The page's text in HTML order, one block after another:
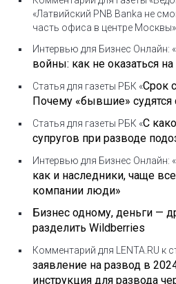
«Латвийский PNB Banka не
часть офиса в центре Москвы»
Интервью для Бизнес Онлайн: «
войны: как не оказаться
Статья для газеты РБК «Срок
Почему «бывшие» судятся
Статья для газеты РБК «С
супругов при разводе
Интервью для Бизнес Онлайн: «
как и наследники, чаще
компании люди»
Бизнес одному, деньги —
разделить Wildberries
Комментарий для LENTA.RU к
заявление на развод в
инструкция для развода